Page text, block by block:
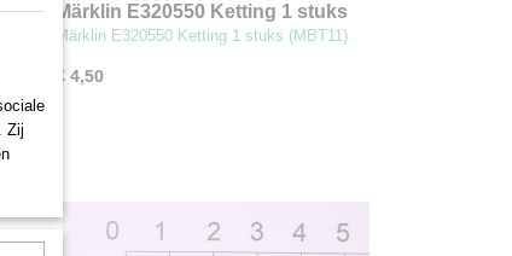
4
Märklin E320550 Ketting 1 stuks
(MBT11)
Märklin E320550 Ketting 1 stuks (MBT11)
€ 4,50
Zij